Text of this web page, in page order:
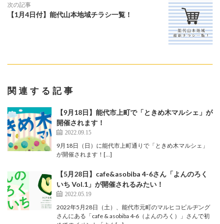
次の記事
【1月4日付】能代山本地域チラシ一覧！
関連する記事
【9月18日】能代市上町で「ときめ木マルシェ」が
開催されます！
2022.09.15
9月18日（日）に能代市上町通りで「ときめ木マルシェ」
が開催されます！[…]
【5月28日】cafe&asobiba 4-6さん「よんのろく
いち Vol.1」が開催されるみたい！
2022.05.19
2022年5月28日（土）、能代市元町のマルヒコビルヂング
さんにある「cafe & asobiba 4-6（よんのろく）」さんで初